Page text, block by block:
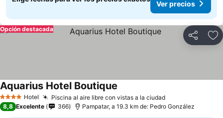
Ver precios
Compartir
Opción destacada
4 EstrellasHotel Piscina al aire libre con vistas a la ciudad
Aquarius Hotel Boutique
8,8 Excelente 366 Pampatar, a 19.3 km de: Pedro González